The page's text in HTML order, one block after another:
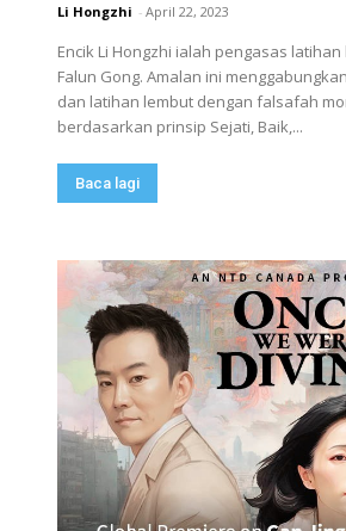
Li Hongzhi - April 22, 2023
Encik Li Hongzhi ialah pengasas
Falun Gong. Amalan ini
dan latihan lembut dengan falsafah
berdasarkan prinsip Sejati, Baik,...
Baca lagi